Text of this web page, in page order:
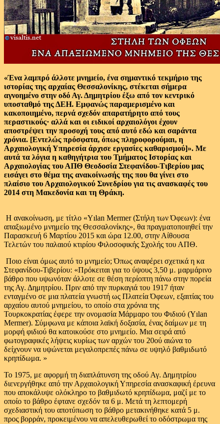
«Ένα λαμπρό άλλοτε μνημείο, ένα σημαντικό τεκμήριο της
ιστορίας της αρχαίας Θεσσαλονίκης, στέκεται σήμερα
αγνοημένο στην οδό Αγ. Δημητρίου έξω από τον κεντρικό
υποσταθμό της ΔΕΗ. Εμφανώς παραμερισμένο και
κακοποιημένο, περνά σχεδόν απαρατήρητο από τους
περαστικούς· αλλά και οι ειδικοί αρχαιολόγοι έχουν
αποστρέψει την προσοχή τους από αυτό εδώ και σαράντα
χρόνια. [Εντελώς πρόσφατα, όπως πληροφορούμαι, η
Αρχαιολογική Υπηρεσία άρχισε εργασίες καθαρισμού]». Με
αυτά τα λόγια η καθηγήτρια του Τμήματος Ιστορίας και
Αρχαιολογίας του ΑΠΘ Θεοδοσία Στεφανίδου-Τιβερίου μας
εισάγει στο θέμα της ανακοίνωσής της που θα γίνει στο
πλαίσιο του Αρχαιολογικού Συνεδρίου για τις ανασκαφές του
2014 στη Μακεδονία και τη Θράκη.
Η ανακοίνωση, με τίτλο «Yılan Mermer (Στήλη των Όφεων): ένα
απαξιωμένο μνημείο της Θεσσαλονίκης», θα πραγματοποιηθεί την
Παρασκευή 6 Μαρτίου 2015 και ώρα 12.00, στην Αίθουσα
Τελετών του παλαιού κτιρίου Φιλοσοφικής Σχολής του ΑΠΘ.
Ποιο είναι όμως αυτό το μνημείο; Όπως αναφέρει σχετικά η κα
Στεφανίδου-Τιβερίου: «Πρόκειται για το ύψους 3,50 μ. μαρμάρινο
βάθρο που υψωνόταν άλλοτε σε θέση περίοπτη πάνω στην πορεία
της Αγ. Δημητρίου. Πριν από την πυρκαγιά του 1917 ήταν
ενταγμένο σε μια πλατεία γνωστή ως Πλατεία Όφεων, εξαιτίας του
αρχαίου αυτού μνημείου, το οποίο στα χρόνια της
Τουρκοκρατίας έφερε την ονομασία Μάρμαρο του Φιδιού (Yılan
Mermer). Σύμφωνα με κάποια λαϊκή δοξασία, ένας δαίμων με τη
μορφή φιδιού θα κατοικούσε στο μνημείο. Μια σειρά από
φωτογραφικές λήψεις κυρίως των αρχών του 20ού αιώνα το
δείχνουν να υψώνεται μεγαλοπρεπές πάνω σε υψηλό βαθμιδωτό
κρηπίδωμα. »
Το 1975, με αφορμή τη διαπλάτυνση της οδού Αγ. Δημητρίου
διενεργήθηκε από την Αρχαιολογική Υπηρεσία ανασκαφική έρευνα
που αποκάλυψε ολόκληρο το βαθμιδωτό κρηπίδωμα, μαζί με το
οποίο το βάθρο έφτανε σχεδόν τα 6 μ. Μετά τη λεπτομερή
σχεδιαστική του αποτύπωση το βάθρο μετακινήθηκε κατά 5 μ.
προς βορράν, προκειμένου να απελευθερωθεί το οδόστρωμα της